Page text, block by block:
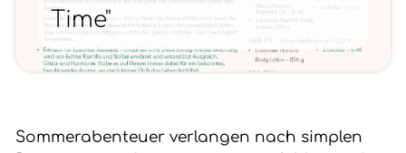
Time"
Sommerabenteuer verlangen nach simplen